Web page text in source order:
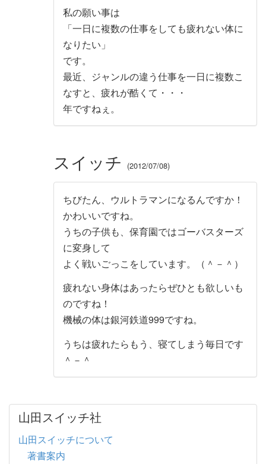
私の願い事は
「一日に複数の仕事をしても疲れない体に
なりたい」
です。
最近、ジャンルの違う仕事を一日に複数こ
なすと、疲れが酷くて・・・
年ですねぇ。
スイッチ 2012/07/08
ちびたん、ウルトラマンになるんですか！
かわいいですね。
うちの子供も、保育園ではゴーバスターズ
に変身して
よく戦いごっこをしています。（＾－＾）
疲れない身体はあったらぜひとも欲しいも
のですね！
機械の体は銀河鉄道999ですね。
うちは疲れたらもう、寝てしまう毎日です
＾－＾
山田スイッチ社
山田スイッチについて
著書案内